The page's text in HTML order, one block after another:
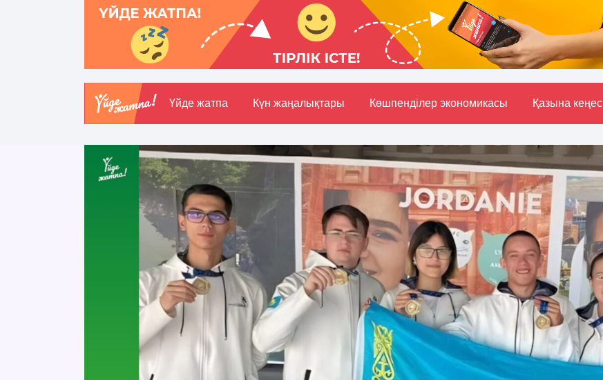
Үйде жатпа Күн жаңалықтары Көшпенділер экономикасы Қазына кеңес